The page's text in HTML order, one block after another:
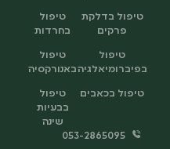
טיפול בדלקת
פרקים
טיפול
בפיברומיאלגיה
טיפול בכאבים
טיפול
בחרדות
טיפול
באנורקסיה
טיפול
בבעיות
שינה
053-2865095